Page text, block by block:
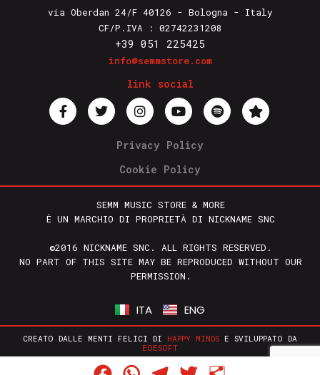
via Oberdan 24/F 40126 - Bologna - Italy
CF/P.IVA : 02742231208
+39 051 225425
info@semmstore.com
link social
Privacy Policy
Cookie Policy
SEMM MUSIC STORE & MORE
È UN MARCHIO DI PROPRIETÀ DI NICKNAME SNC
©2016 NICKNAME SNC. ALL RIGHTS RESERVED.
NO PART OF THIS SITE MAY BE REPRODUCED WITHOUT OUR
PERMISSION.
ITA ENG
CREATO DALLE MENTI FELICI DI HAPPY MINDS E SVILUPPATO DA
EOESOFT
FacebookWhatsAppTelegram
Twitter